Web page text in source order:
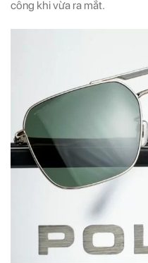
công khi vừa ra mắt.